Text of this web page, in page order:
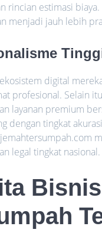
rincian estimasi
menjadi jauh lebih
digital
profesional. Selain
layanan premium
dengan tingkat
legal tingkat nasional.